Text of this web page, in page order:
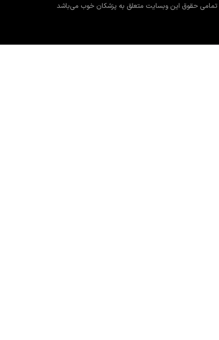
تمامی حقوق این وبسایت متعلق به پزشکان خوب می‌باشد